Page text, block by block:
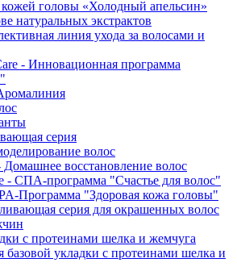
кожей головы «Холодный апельсин»
натуральных экстрактов
линия ухода за волосами и
- Инновационная программа
серия
волос
Домашнее восстановление волос
- СПА-программа "Счастье для волос"
Программа "Здоровая кожа головы"
серия для окрашенных волос
с протеинами шелка и жемчуга
базовой укладки с протеинами шелка и